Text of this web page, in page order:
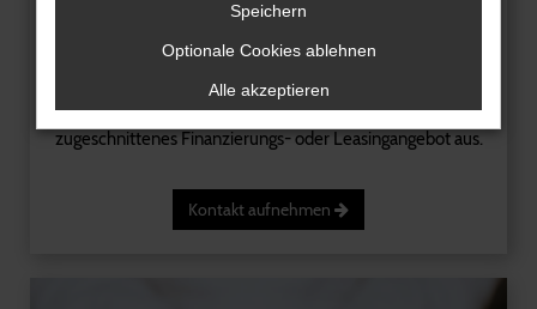
Sie möchten Ihr neues Fahrzeug über uns finanzieren?
Gerne arbeiten wir mit Ihnen ein individuell auf Sie
zugeschnittenes Finanzierungs- oder Leasingangebot aus.
Kontakt aufnehmen
Speichern
Optionale Cookies ablehnen
Alle akzeptieren